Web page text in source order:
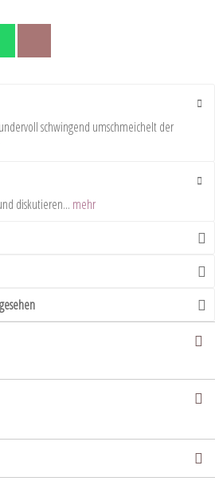
schwingend umschmeichelt der
diskutieren... mehr